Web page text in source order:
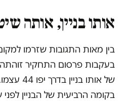
אותו בניין, אותה
בין מאות התגובות שזרמו
בעקבות פרסום התחקיר
של אותו
בקומה הרביעית של הבניין